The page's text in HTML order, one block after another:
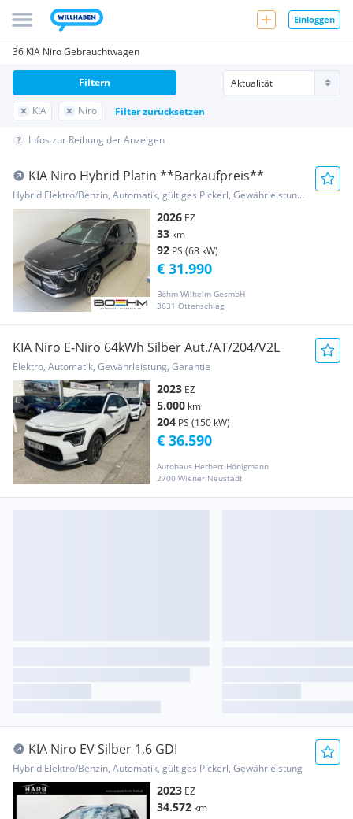
Einloggen
36 KIA Niro Gebrauchtwagen
KIA Niro Filter zurücksetzen
Filtern
Infos zur Reihung der Anzeigen
KIA Niro Hybrid Platin **Barkaufpreis**
Hybrid Elektro/Benzin, Automatik, gültiges Pickerl, Gewährleistung, Garantie
2026 EZ
33 km
92 PS (68 kW)
Böhm Wilhelm GesmbH
3631 Ottenschlag
€ 31.990
KIA Niro E-Niro 64kWh Silber Aut./AT/204/V2L
Elektro, Automatik, Gewährleistung, Garantie
2023 EZ
5.000 km
204 PS (150 kW)
Autohaus Herbert Hönigmann
2700 Wiener Neustadt
€ 36.590
KIA Niro EV Silber 1,6 GDI
Hybrid Elektro/Benzin, Automatik, gültiges Pickerl, Gewährleistung
2023 EZ
34.572 km